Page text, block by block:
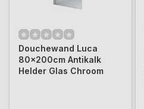
Douchewand Luca
80x200cm Antikalk
Helder Glas Chroom